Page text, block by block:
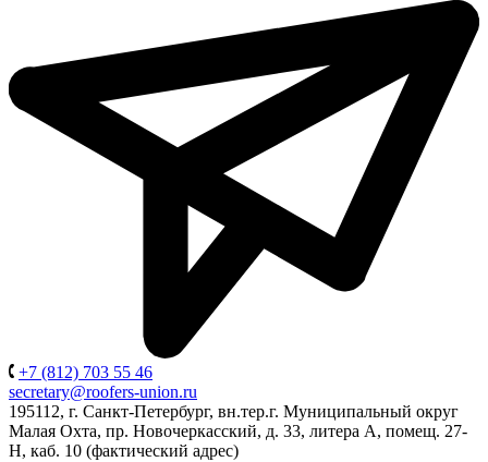
+7 (812) 703 55 46
secretary@roofers-union.ru
195112, г. Санкт-Петербург, вн.тер.г. Муниципальный округ
Малая Охта, пр. Новочеркасский, д. 33, литера А, помещ. 27-
Н, каб. 10 (фактический адрес)